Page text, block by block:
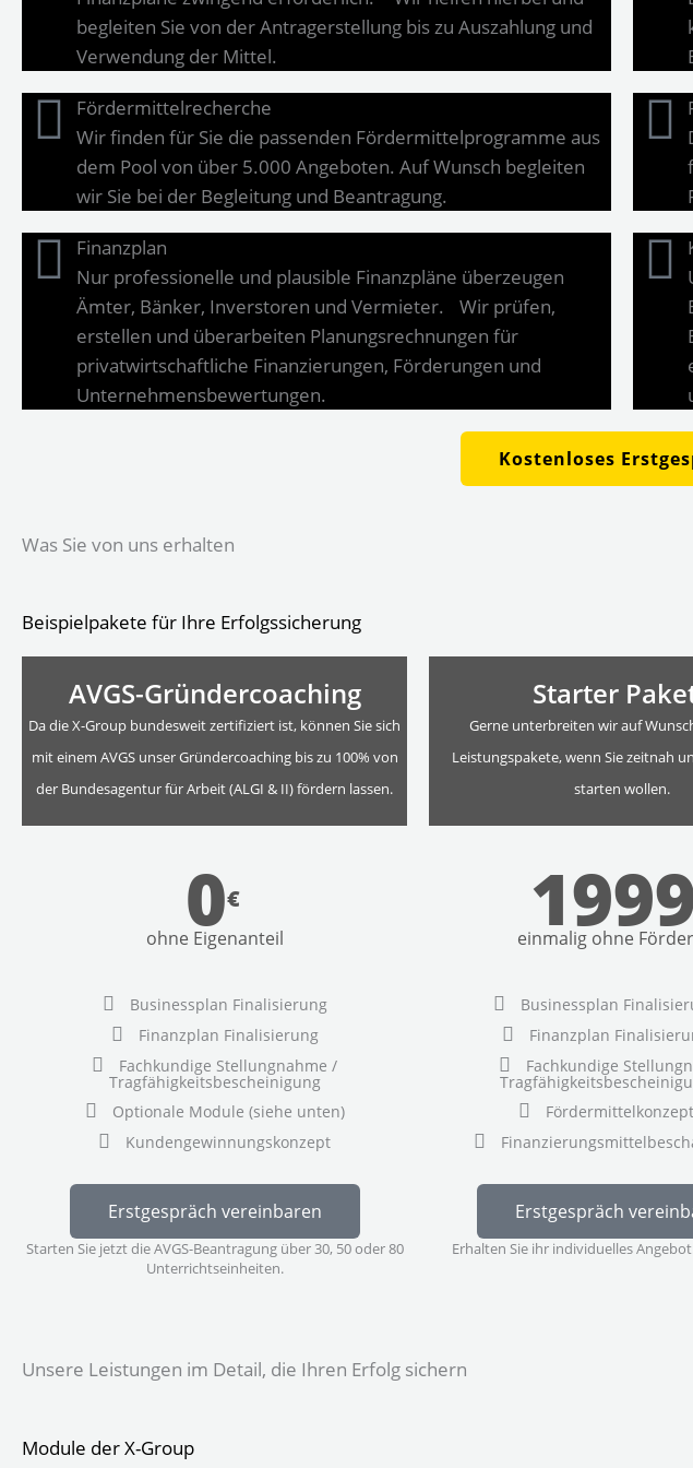
begleiten Sie von der Antragerstellung bis zu Auszahlung und
Verwendung der Mittel.
Fördermittelrecherche
Wir finden für Sie die passenden Fördermittelprogramme aus
dem Pool von über 5.000 Angeboten. Auf Wunsch begleiten
wir Sie bei der Begleitung und Beantragung.
Finanzplan
Nur professionelle und plausible Finanzpläne überzeugen
Ämter, Bänker, Inverstoren und Vermieter. Wir prüfen,
erstellen und überarbeiten Planungsrechnungen für
privatwirtschaftliche Finanzierungen, Förderungen und
Unternehmensbewertungen.
Kostenloses
Was Sie von uns erhalten
Beispielpakete für Ihre Erfolgssicherung
AVGS-Gründercoaching
Da die X-Group bundesweit zertifiziert ist, können Sie sich
mit einem AVGS unser Gründercoaching bis zu 100% von
der Bundesagentur für Arbeit (ALGI & II) fördern lassen.
0€
ohne Eigenanteil
Businessplan Finalisierung
Finanzplan Finalisierung
Fachkundige Stellungnahme /
Tragfähigkeitsbescheinigung
Optionale Module (siehe unten)
Kundengewinnungskonzept
Erstgespräch vereinbaren
Starten Sie jetzt die AVGS-Beantragung über 30, 50 oder 80
Unterrichtseinheiten.
Starter
Gerne unterbreiten wir auf
Leistungspakete, wenn Sie zeitnah
starten wollen.
einmalig ohne
Businessplan
Finanzplan
Fachkundige
Erstgespräch
Erhalten Sie ihr individuelles
Unsere Leistungen im Detail, die Ihren Erfolg sichern
Module der X-Group